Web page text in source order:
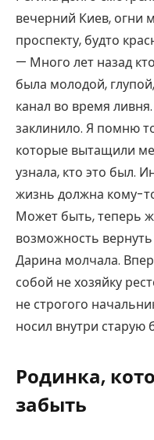
вечерний Киев, огни
проспекту, будто
— Много лет назад
была молодой,
канал во время
заклинило. Я помню
которые вытащили
узнала, кто это был.
жизнь должна кому-
Может быть, теперь
возможность вернуть
Дарина молчала.
собой не хозяйку
не строгого
носил внутри старую
Родинка,
забыть